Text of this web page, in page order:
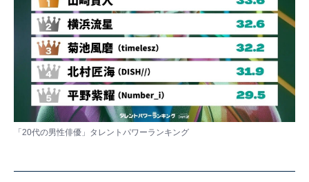
「20代の男性俳優」タレントパワーランキング